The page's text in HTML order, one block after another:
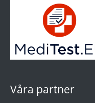
Våra partner